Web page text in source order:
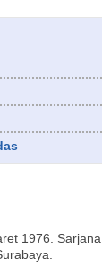
1976.